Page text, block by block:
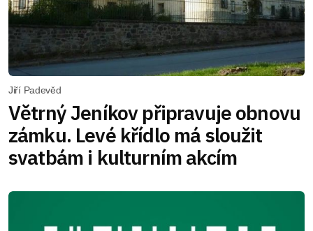
Jiří Padevěd
Větrný Jeníkov připravuje obnovu
zámku. Levé křídlo má sloužit
svatbám i kulturním akcím